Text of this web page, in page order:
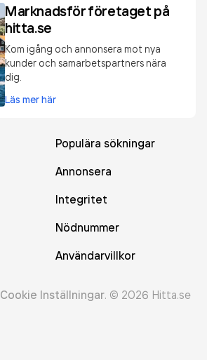
Marknadsför företaget på
hitta.se
Kom igång och annonsera mot nya
kunder och samarbetspartners nära
dig.
Läs mer här
Populära sökningar
Annonsera
Integritet
Nödnummer
Användarvillkor
Cookie Inställningar. © 2026 Hitta.se